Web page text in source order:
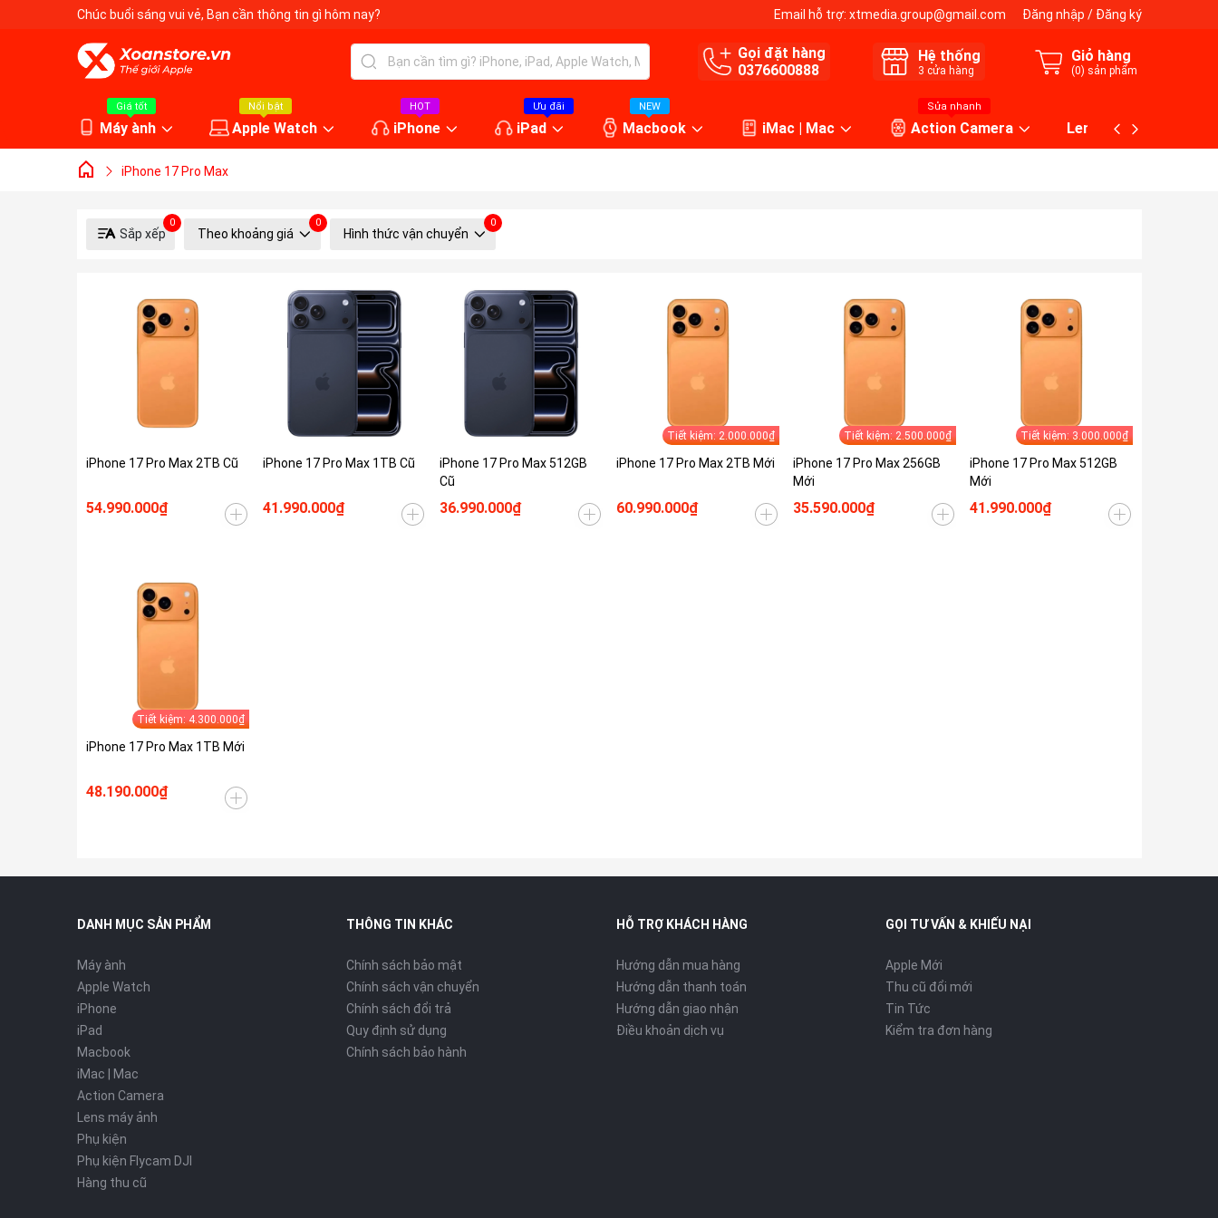
Chúc buổi sáng vui vẻ, Bạn cần thông tin gì hôm nay? Email hỗ trợ: xtmedia.group@gmail.com Đăng nhập / Đăng ký
Gọi đặt hàng
0376600888
Hệ thống
3 cửa hàng
Giỏ hàng
(0) sản phẩm
Giá tốt
Máy ành
Nổi bật
Apple Watch
HOT
iPhone
Ưu đãi
iPad
NEW
Macbook iMac | Mac
Sửa nhanh
Action Camera Lens máy ảnh
iPhone 17 Pro Max
Sắp xếp
0
Theo khoảng giá
0
Hình thức vận chuyển
0
iPhone 17 Pro Max 2TB Cũ
54.990.000₫
iPhone 17 Pro Max 1TB Cũ
41.990.000₫
iPhone 17 Pro Max 512GB
Cũ
36.990.000₫
Tiết kiệm: 2.000.000₫
iPhone 17 Pro Max 2TB Mới
60.990.000₫
Tiết kiệm: 2.500.000₫
iPhone 17 Pro Max 256GB
Mới
35.590.000₫
Tiết kiệm: 3.000.000₫
iPhone 17 Pro Max 512GB
Mới
41.990.000₫
Tiết kiệm: 4.300.000₫
iPhone 17 Pro Max 1TB Mới
48.190.000₫
DANH MỤC SẢN PHẨM
Máy ành
Apple Watch
iPhone
iPad
Macbook
iMac | Mac
Action Camera
Lens máy ảnh
Phụ kiện
Phụ kiện Flycam DJI
Hàng thu cũ
THÔNG TIN KHÁC
Chính sách bảo mật
Chính sách vận chuyển
Chính sách đổi trả
Quy định sử dụng
Chính sách bảo hành
HỖ TRỢ KHÁCH HÀNG
Hướng dẫn mua hàng
Hướng dẫn thanh toán
Hướng dẫn giao nhận
Điều khoản dịch vụ
GỌI TƯ VẤN & KHIẾU NẠI
Apple Mới
Thu cũ đổi mới
Tin Tức
Kiểm tra đơn hàng